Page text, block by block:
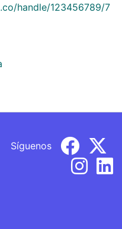
handle/123456789/7
Síguenos